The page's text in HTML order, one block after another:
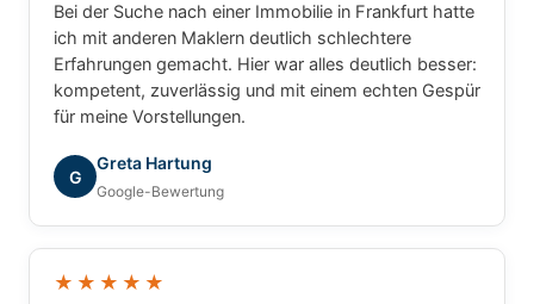
Bei der Suche nach einer Immobilie in Frankfurt hatte
ich mit anderen Maklern deutlich schlechtere
Erfahrungen gemacht. Hier war alles deutlich besser:
kompetent, zuverlässig und mit einem echten Gespür
für meine Vorstellungen.
G
Greta Hartung
Google-Bewertung
★★★★★